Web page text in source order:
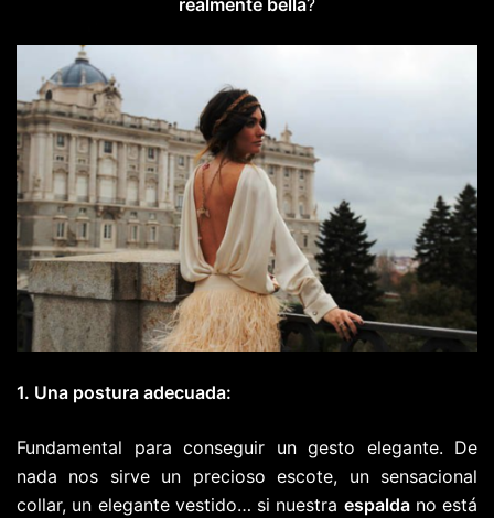
realmente bella?
1. Una postura adecuada:
Fundamental para conseguir un gesto elegante. De
nada nos sirve un precioso escote, un sensacional
collar, un elegante vestido… si nuestra espaldano está